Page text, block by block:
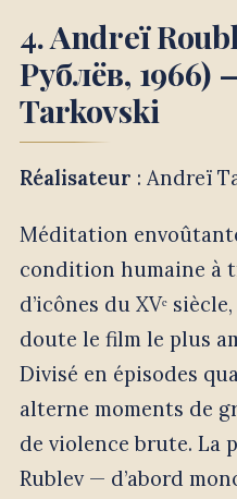
4. Andreï
Рублёв, 1966)
Tarkovski
Réalisateur : Andreï
Méditation
condition humaine à
d’icônes du XVᵉ siècle,
doute le film le plus
Divisé en épisodes
alterne moments de
de violence brute. La
Rublev — d’abord